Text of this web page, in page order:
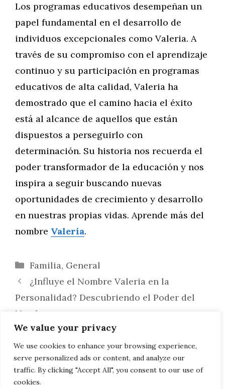
We value your privacy
We use cookies to enhance your browsing experience,
serve personalized ads or content, and analyze our
traffic. By clicking "Accept All", you consent to our use of
cookies.
Los programas educativos desempeñan un
papel fundamental en el desarrollo de
individuos excepcionales como Valeria. A
través de su compromiso con el aprendizaje
continuo y su participación en programas
educativos de alta calidad, Valeria ha
demostrado que el camino hacia el éxito
está al alcance de aquellos que están
dispuestos a perseguirlo con
determinación. Su historia nos recuerda el
poder transformador de la educación y nos
inspira a seguir buscando nuevas
oportunidades de crecimiento y desarrollo
en nuestras propias vidas. Aprende más del
nombre Valeria.
Categorías
Familia, General
¿Influye el Nombre Valeria en la
Personalidad? Descubriendo el Poder del
Nombre
Valerias en la Escuela: Explorando el
Vínculo entre Nombres y Rendimiento
Académico